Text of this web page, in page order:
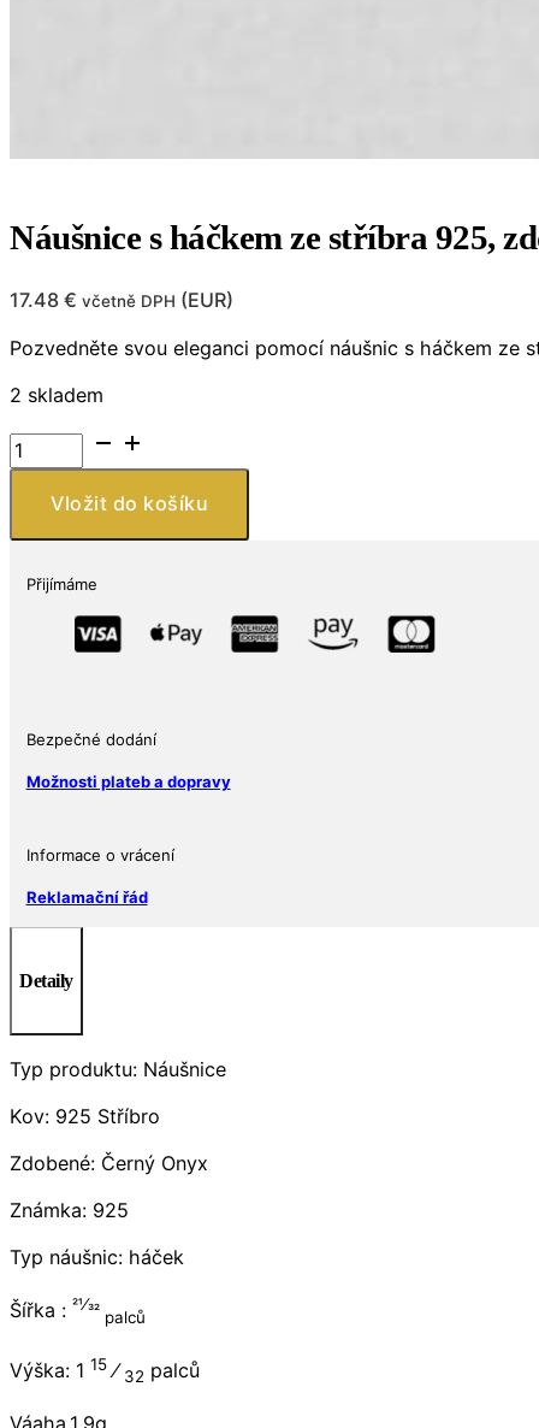
Náušnice s háčkem ze stříbra 925,
17.48 € včetně DPH (EUR)
Pozvedněte svou eleganci pomocí náušnic s háčkem
2 skladem
Náušnice
s
háčkem
925,
Černým
Vložit do košíku
Přijímáme
Bezpečné dodání
Možnosti plateb a dopravy
Informace o vrácení
Reklamační řád
Detaily
Typ produktu: Náušnice
Kov: 925 Stříbro
Zdobené: Černý Onyx
Známka: 925
Typ náušnic: háček
Šířka : 21⁄32
palců
Výška: 1 15⁄32 palců